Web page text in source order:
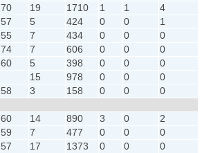
70 19 1710 1 1
4
57 5 424 0 0
1
55 7 434 0 0
0
74 7 606 0 0
0
60 5 398 0 0
0
15 978 0 0
0
58 3 158 0 0
0
60 14 890 3 0
2
59 7 477 0 0
0
57 17 1373 0 0
0